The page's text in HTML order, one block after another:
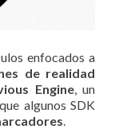
enfocados a
de realidad
Engine, un
algunos SDK
.